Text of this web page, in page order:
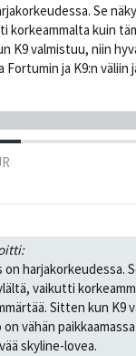
Se
korkeammalta kuin
K9 valmistuu, niin
Fortumin ja K9:n väliin
on harjakorkeudessa.
vaikutti
Sitten kun K9
vähän
skyline-lovea.